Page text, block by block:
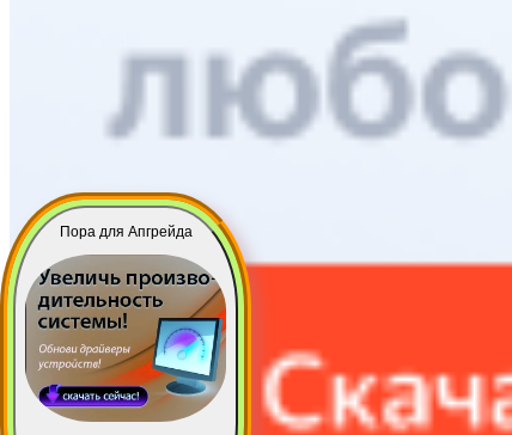
Пора для Апгрейда